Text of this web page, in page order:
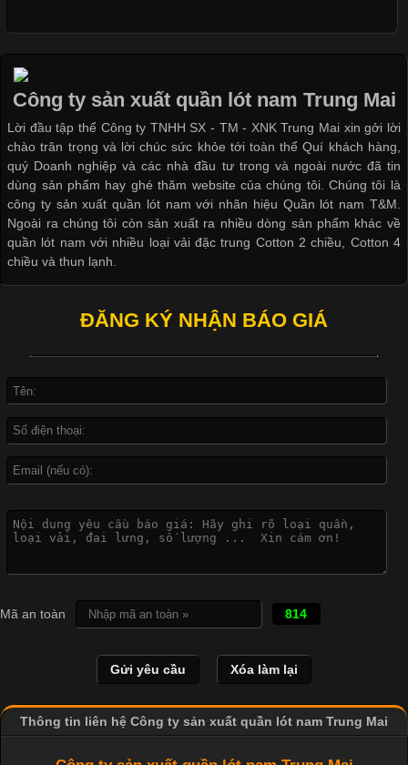
Các Form Áo Thun Phổ Biến Hiện Nay Và Xu Hướng Trong
Ngành May Mặc Áo thun là một trong những trang phục quen
thuộc và được sử dụng phổ biến nhất hiện nay. Không chỉ đa
dạng về màu sắc hay chất liệu, áo thun còn có nhiều form dáng
khác nhau để phù hợp với từng phong cách thời trang và nhu
cầu
Khám Phá Áo Phông Trang Phục Phổ Biến Nhất Hiện Nay
Áo phông là một trong những trang phục phổ biến nhất trong
Không chỉ xuất hiện trong thời trang thường ngày, áo phông còn
được ứng dụng rộng rãi trong ngành sản xuất may mặc, đặc
biệt là các sản phẩm từ vải thun. Hiện nay,
Đại
Cập nhật 2026-04-21 15:41:03
In Chuyển Nhiệt Là Gì? Công Nghệ In Hiện Đại Trong Ngành
May Mặc Trong ngành in ấn và thời trang, in chuyển nhiệt đang
hình ảnh sắc nét và bền màu. Đặc biệt, kỹ thuật này được ứng
dụng rộng rãi trong sản xuất áo thun, đồ thể thao
Công ty sản xuất quần lót nam Trung Mai
Lời đầu tập thể Công ty TNHH SX - TM - XNK Trung Mai xin gởi lời
chào trân trọng và lời chúc sức khỏe tới toàn thể Quí khách hàng,
quý Doanh nghiệp và các nhà đầu tư trong và ngoài nước đã tin
dùng sản phẩm hay ghé thăm website của chúng tôi. Chúng tôi là
công ty sản xuất quần lót nam với nhãn hiệu Quần lót nam T&M.
Ngoài ra chúng tôi còn sản xuất ra nhiều dòng sản phẩm khác về
quần lót nam với nhiều loại vải đặc trung Cotton 2 chiều, Cotton 4
chiều và thun lạnh.
ĐĂNG KÝ NHẬN BÁO GIÁ
Mã an toàn 814
Thông tin liên hệ Công ty sản xuất quần lót nam Trung Mai